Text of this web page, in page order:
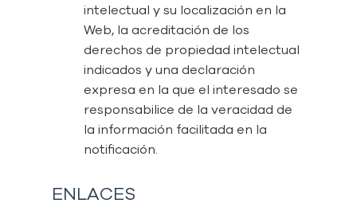
intelectual y su localización en la
Web, la acreditación de los
derechos de propiedad intelectual
indicados y una declaración
expresa en la que el interesado se
responsabilice de la veracidad de
la información facilitada en la
notificación.
ENLACES